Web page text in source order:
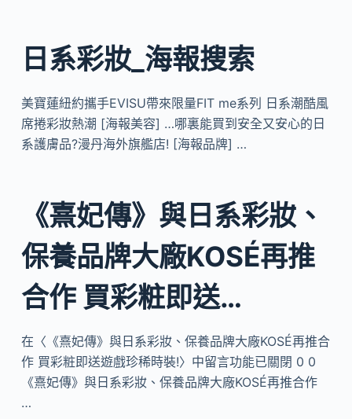
日系彩妝_海報搜索
美寶蓮紐約攜手EVISU帶來限量FIT me系列 日系潮酷風
席捲彩妝熱潮 [海報美容] …哪裏能買到安全又安心的日
系護膚品?漫丹海外旗艦店! [海報品牌] …
《熹妃傳》與日系彩妝、
保養品牌大廠KOSÉ再推
合作 買彩粧即送…
在〈《熹妃傳》與日系彩妝、保養品牌大廠KOSÉ再推合
作 買彩粧即送遊戲珍稀時裝!〉中留言功能已關閉 0 0
《熹妃傳》與日系彩妝、保養品牌大廠KOSÉ再推合作
…